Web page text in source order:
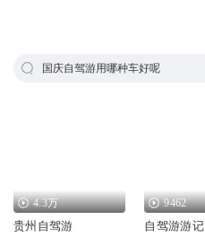
国庆自驾游用哪种车好呢
4.3万
贵州自驾游
9462
自驾游游记